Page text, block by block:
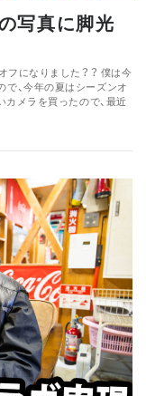
写真に脚光
フになりました？？ 僕は今
、今年の夏はシーズンオ
カメラを買ったので、最近